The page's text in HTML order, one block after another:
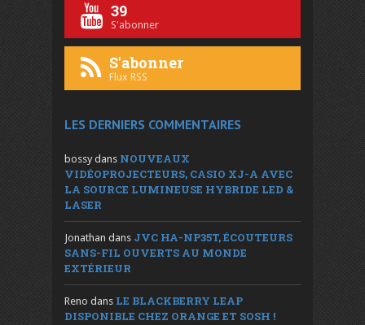
39
S'abonner
S'abonner
Flux RSS
LES DERNIERS COMMENTAIRES
bossy dans NOUVEAUX
VIDÉOPROJECTEURS, CASIO XJ-A AVEC
LA SOURCE LUMINEUSE HYBRIDE LED &
LASER
Jonathan dans JVC HA-NP35T, ÉCOUTEURS
SANS-FIL OUVERTS AU MONDE
EXTÉRIEUR
Reno dans LE BLACKBERRY LEAP
DISPONIBLE CHEZ ORANGE ET SOSH !